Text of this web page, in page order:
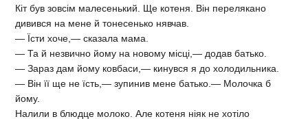
Кіт був зовсім малесенький. Ще котеня. Він перелякано
дивився на мене й тонесенько нявчав.
— Їсти хоче,— сказала мама.
— Та й незвично йому на новому місці,— додав батько.
— Зараз дам йому ковбаси,— кинувся я до холодильника.
— Він її ще не їсть,— зупинив мене батько.— Молочка б
йому.
Налили в блюдце молоко. Але котеня ніяк не хотіло